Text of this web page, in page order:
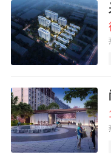
报告或勘估意见
同公证：借款人
及所有相关文件
凭房屋所有权证
办理抵押登记手
立还款账户、银
上只有商品房、